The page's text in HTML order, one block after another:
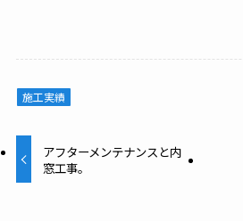
施工実績
アフターメンテナンスと内
窓工事。